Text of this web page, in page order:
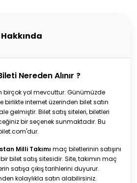
Nereden Alınır ?
birçok yol mevcuttur. Günümüzde
birlikte internet üzerinden bilet satın
gelmiştir. Bilet satış siteleri, biletleri
bir seçenek sunmaktadır. Bu
Milli Takımı maç biletlerinin satışını
bilet satış sitesidir. Site, takımın maç
satışa çıkış tarihlerini duyurur.
kolaylıkla satın alabilirsiniz.